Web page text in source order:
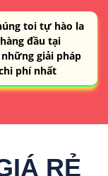
toi tự hào la
đầu tại
giải pháp
phí nhất
RẺ